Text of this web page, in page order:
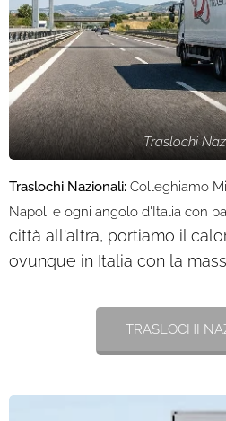
Traslochi
Traslochi Nazionali: Colleghiamo
Napoli e ogni angolo d'Italia con
città all'altra, portiamo il
ovunque in Italia con la
TRASLOCHI